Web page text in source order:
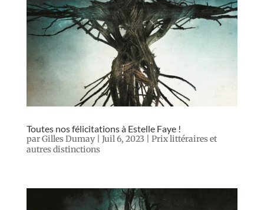
Toutes nos félicitations à Estelle Faye !
parGilles Dumay| Juil 6, 2023
Prix littéraires et
autres distinctions